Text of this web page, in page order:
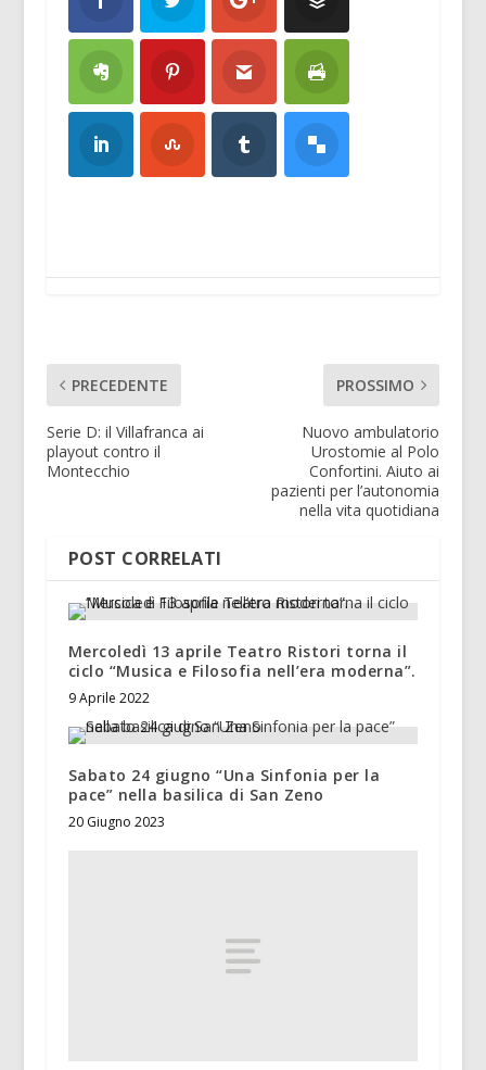
PRECEDENTE
Serie D: il Villafranca ai
playout contro il
Montecchio
PROSSIMO
Nuovo ambulatorio
Urostomie al Polo
Confortini. Aiuto ai
pazienti per l’autonomia
nella vita quotidiana
POST CORRELATI
Mercoledì 13 aprile Teatro Ristori torna il
ciclo “Musica e Filosofia nell’era moderna”.
9 Aprile 2022
Sabato 24 giugno “Una Sinfonia per la
pace” nella basilica di San Zeno
20 Giugno 2023